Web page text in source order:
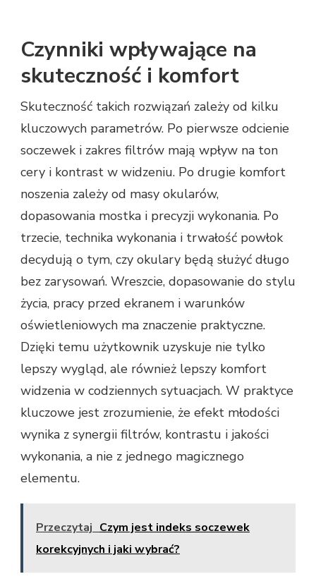
Czynniki wpływające na
skuteczność i komfort
Skuteczność takich rozwiązań zależy od kilku
kluczowych parametrów. Po pierwsze odcienie
soczewek i zakres filtrów mają wpływ na ton
cery i kontrast w widzeniu. Po drugie komfort
noszenia zależy od masy okularów,
dopasowania mostka i precyzji wykonania. Po
trzecie, technika wykonania i trwałość powłok
decydują o tym, czy okulary będą służyć długo
bez zarysowań. Wreszcie, dopasowanie do stylu
życia, pracy przed ekranem i warunków
oświetleniowych ma znaczenie praktyczne.
Dzięki temu użytkownik uzyskuje nie tylko
lepszy wygląd, ale również lepszy komfort
widzenia w codziennych sytuacjach. W praktyce
kluczowe jest zrozumienie, że efekt młodości
wynika z synergii filtrów, kontrastu i jakości
wykonania, a nie z jednego magicznego
elementu.
Przeczytaj Czym jest indeks soczewek
korekcyjnych i jaki wybrać?